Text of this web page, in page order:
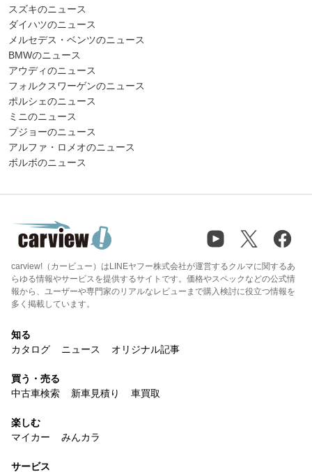
スズキのニュース
ダイハツのニュース
メルセデス・ベンツのニュース
BMWのニュース
アウディのニュース
フォルクスワーゲンのニュース
ポルシェのニュース
ミニのニュース
プジョーのニュース
アルファ・ロメオのニュース
ボルボのニュース
carview!（カービュー）はLINEヤフー株式会社が運営するクルマに関するあ
らゆる情報やサービスを提供するサイトです。価格やスペックなどの公式情
報から、ユーザーや専門家のリアルなレビューまで購入検討に役立つ情報を
多く掲載しています。
知る
カタログ
ニュース オリジナル記事
買う・売る
中古車検索
新車見積り 車買取
楽しむ
マイカー
みんカラ
サービス